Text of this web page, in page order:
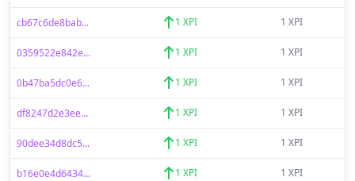
cb67c6de8bab... 1 XPI 1 XPI
0359522e842e... 1 XPI 1 XPI
0b47ba5dc0e6... 1 XPI 1 XPI
df8247d2e3ee... 1 XPI 1 XPI
90dee34d8dc5... 1 XPI 1 XPI
b16e0e4d6434... 1 XPI 1 XPI